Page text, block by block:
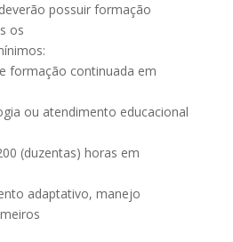
possuir formação
os
formação continuada em
ou atendimento educacional
(duzentas) horas em
adaptativo, manejo